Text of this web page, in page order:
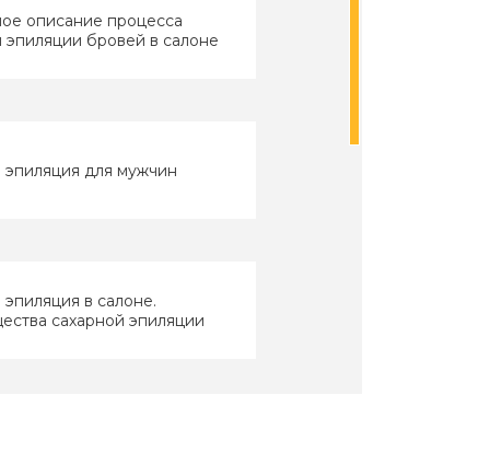
описание процесса
эпиляции бровей в салоне
эпиляция для мужчин
эпиляция в салоне.
сахарной эпиляции